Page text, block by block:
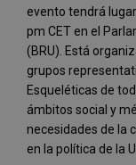
evento tendrá
pm CET en el
(BRU). Está
grupos
Esqueléticas de
ámbitos social y
necesidades de la
en la política de la